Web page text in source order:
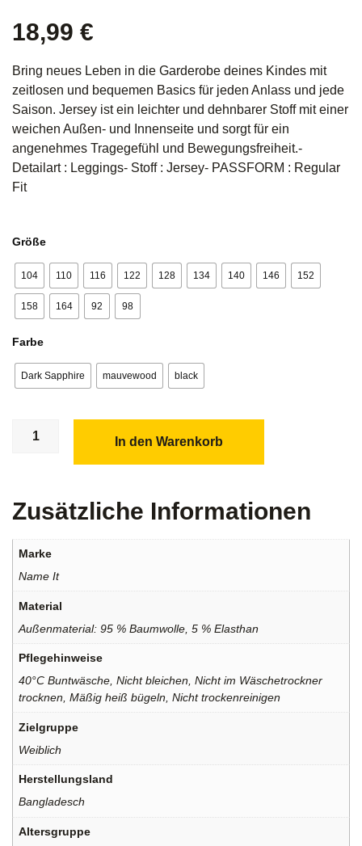
18,99 €
Bring neues Leben in die Garderobe deines Kindes mit
zeitlosen und bequemen Basics für jeden Anlass und jede
Saison. Jersey ist ein leichter und dehnbarer Stoff mit einer
weichen Außen- und Innenseite und sorgt für ein
angenehmes Tragegefühl und Bewegungsfreiheit.-
Detailart : Leggings- Stoff : Jersey- PASSFORM : Regular
Fit
Größe
104 110 116 122 128 134 140 146 152
158 164 92 98
Farbe
Dark Sapphire mauvewood black
In den Warenkorb
Zusätzliche Informationen
Marke
Name It
Material
Außenmaterial: 95 % Baumwolle, 5 % Elasthan
Pflegehinweise
40°C Buntwäsche, Nicht bleichen, Nicht im Wäschetrockner
trocknen, Mäßig heiß bügeln, Nicht trockenreinigen
Zielgruppe
Weiblich
Herstellungsland
Bangladesch
Altersgruppe